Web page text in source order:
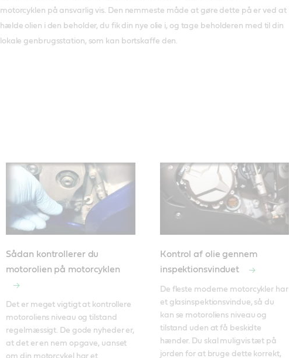
motorcyklen på ansvarlig vis. Den nemmeste måde at gøre dette på er ved at
hælde olien i den beholder, du fik din nye olie i, og tage beholderen med til din
lokale genbrugsstation, som kan bortskaffe den.
Sådan kontrollerer du
motorolien på motorcyklen
Det er meget vigtigt at kontrollere
motoroliens niveau og tilstand
regelmæssigt. De gode nyheder er,
at det er en nem opgave, uanset
om din motorcykel har et
Kontrol af olie gennem
inspektionsvinduet
De fleste moderne motorcykler har
et glasinspektionsvindue, så du
kan se motoroliens niveau og
tilstand uden at få beskidte
hænder. Du skal muligvis tæt på
jorden for at bruge dette korrekt,